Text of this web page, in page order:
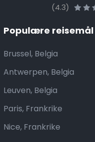
(4.3)
Populære reisemål
Brussel, Belgia
Antwerpen, Belgia
Leuven, Belgia
Paris, Frankrike
Nice, Frankrike